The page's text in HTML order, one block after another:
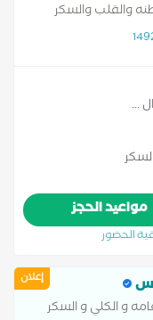
والقلب والسكر
...
مواعيد الحجز
الحضور
إعلان
و الكلي و السكر